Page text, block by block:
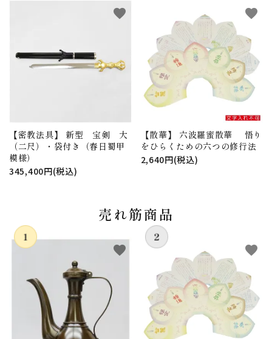
【密教法具】 新型 宝剣 大
（二尺）・袋付き（春日蜀甲
模様）
345,400円(税込)
favorite
【散華】 六波羅蜜散華 悟り
をひらくための六つの修行法
2,640円(税込)
favorite
売れ筋商品
favorite favorite